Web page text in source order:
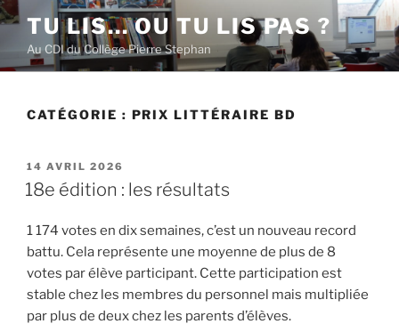
Aller
contenu
principal
TU LIS… OU TU LIS PAS ?
Au CDI du Collège Pierre Stephan
CATÉGORIE : PRIX LITTÉRAIRE BD
PUBLIÉ
LE
14 AVRIL 2026
18e édition : les résultats
1 174 votes en dix semaines, c’est un nouveau record
battu. Cela représente une moyenne de plus de 8
votes par élève participant. Cette participation est
stable chez les membres du personnel mais multipliée
par plus de deux chez les parents d’élèves.